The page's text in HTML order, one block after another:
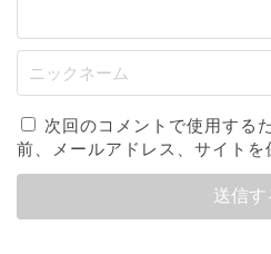
次回のコメントで使用する
前、メールアドレス、サイトを